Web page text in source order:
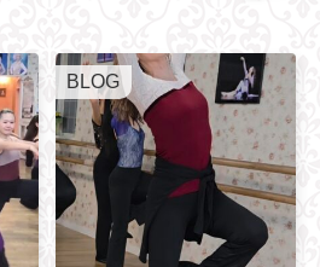
BLOG